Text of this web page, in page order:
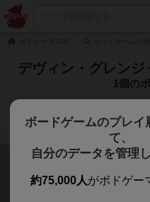
デヴィン・グレンジ
1個の
検
ボードゲームのプレイ
て、
自分のデータを管理
約75,000人がボドゲー